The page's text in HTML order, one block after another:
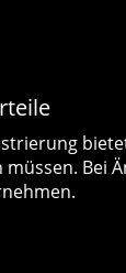
müssen. Bei